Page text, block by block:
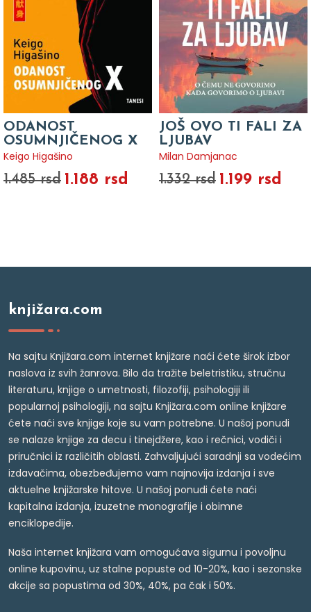
ODANOST
OSUMNJIČENOG X
Keigo Higašino
1.485 rsd 1.188 rsd
JOŠ OVO TI FALI ZA
LJUBAV
Milan Damjanac
1.332 rsd 1.199 rsd
knjižara.com
Na sajtu Knjižara.com internet knjižare naći ćete širok izbor
naslova iz svih žanrova. Bilo da tražite beletristiku, stručnu
literaturu, knjige o umetnosti, filozofiji, psihologiji ili
popularnoj psihologiji, na sajtu Knjižara.com online knjižare
ćete naći sve knjige koje su vam potrebne. U našoj ponudi
se nalaze knjige za decu i tinejdžere, kao i rečnici, vodiči i
priručnici iz različitih oblasti. Zahvaljujući saradnji sa vodećim
izdavačima, obezbeđujemo vam najnovija izdanja i sve
aktuelne knjižarske hitove. U našoj ponudi ćete naći
kapitalna izdanja, izuzetne monografije i obimne
enciklopedije.
Naša internet knjižara vam omogućava sigurnu i povoljnu
online kupovinu, uz stalne popuste od 10-20%, kao i sezonske
akcije sa popustima od 30%, 40%, pa čak i 50%.